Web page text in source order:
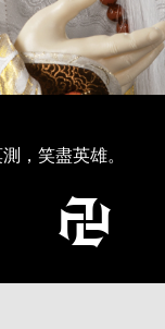
，笑盡英雄。